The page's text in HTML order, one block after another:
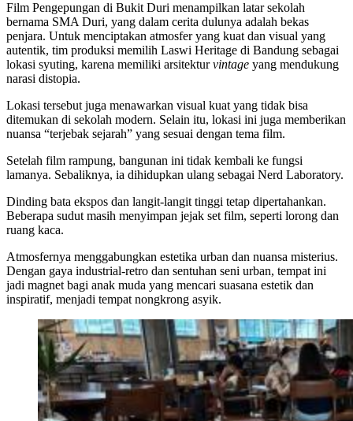
Film Pengepungan di Bukit Duri menampilkan latar sekolah
bernama SMA Duri, yang dalam cerita dulunya adalah bekas
penjara. Untuk menciptakan atmosfer yang kuat dan visual yang
autentik, tim produksi memilih Laswi Heritage di Bandung sebagai
lokasi syuting, karena memiliki arsitekturvintage yang mendukung
narasi distopia.
Lokasi tersebut juga menawarkan visual kuat yang tidak bisa
ditemukan di sekolah modern. Selain itu, lokasi ini juga memberikan
nuansa “terjebak sejarah” yang sesuai dengan tema film.
Setelah film rampung, bangunan ini tidak kembali ke fungsi
lamanya. Sebaliknya, ia dihidupkan ulang sebagai Nerd Laboratory.
Dinding bata ekspos dan langit-langit tinggi tetap dipertahankan.
Beberapa sudut masih menyimpan jejak set film, seperti lorong dan
ruang kaca.
Atmosfernya menggabungkan estetika urban dan nuansa misterius.
Dengan gaya industrial-retro dan sentuhan seni urban, tempat ini
jadi magnet bagi anak muda yang mencari suasana estetik dan
inspiratif, menjadi tempat nongkrong asyik.